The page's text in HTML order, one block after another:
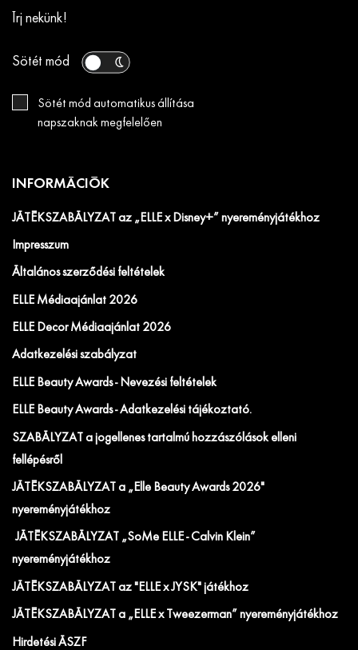
Írj nekünk!
Sötét mód
Sötét mód automatikus állítása
napszaknak megfelelően
INFORMÁCIÓK
JÁTÉKSZABÁLYZAT az „ELLE x Disney+” nyereményjátékhoz
Impresszum
Általános szerződési feltételek
ELLE Médiaajánlat 2026
ELLE Decor Médiaajánlat 2026
Adatkezelési szabályzat
ELLE Beauty Awards - Nevezési feltételek
ELLE Beauty Awards - Adatkezelési tájékoztató.
SZABÁLYZAT a jogellenes tartalmú hozzászólások elleni
fellépésről
JÁTÉKSZABÁLYZAT a „Elle Beauty Awards 2026"
nyereményjátékhoz
JÁTÉKSZABÁLYZAT „SoMe ELLE - Calvin Klein”
nyereményjátékhoz
JÁTÉKSZABÁLYZAT az "ELLE x JYSK" játékhoz
JÁTÉKSZABÁLYZAT a „ELLE x Tweezerman” nyereményjátékhoz
Hirdetési ÁSZF